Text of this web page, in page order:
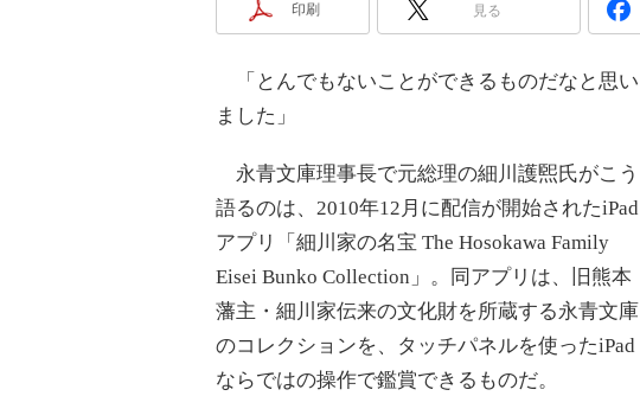
印刷 見る
「とんでもないことができるものだなと思い
ました」
永青文庫理事長で元総理の細川護煕氏がこう
語るのは、2010年12月に配信が開始されたiPad
アプリ「細川家の名宝 The Hosokawa Family
Eisei Bunko Collection」。同アプリは、旧熊本
藩主・細川家伝来の文化財を所蔵する永青文庫
のコレクションを、タッチパネルを使ったiPad
ならではの操作で鑑賞できるものだ。